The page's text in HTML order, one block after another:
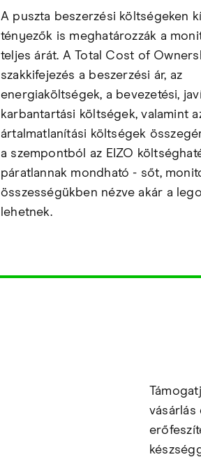
A puszta beszerzési költségeken
tényezők is meghatározzák a
teljes árát. A Total Cost of
szakkifejezés a beszerzési ár, az
energiaköltségek, a bevezetési,
karbantartási költségek, valamint
ártalmatlanítási költségek
a szempontból az EIZO
páratlannak mondható - sőt,
összességükben nézve akár a
lehetnek.
vásárlás